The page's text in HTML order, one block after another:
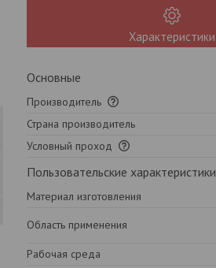
Характеристики
Основные
Производитель
Страна производитель
Условный проход
Пользовательские характеристики
Материал изготовления
Область применения
Рабочая среда